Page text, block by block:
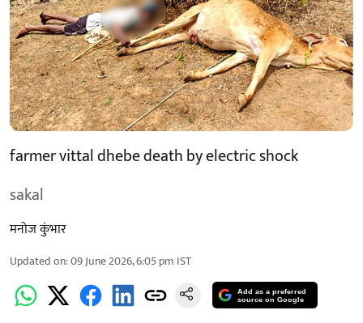
farmer vittal dhebe death by electric shock
sakal
मनोज कुंभार
Updated on:09 June 2026, 6:05 pm IST
Add as a preferred
source on Google